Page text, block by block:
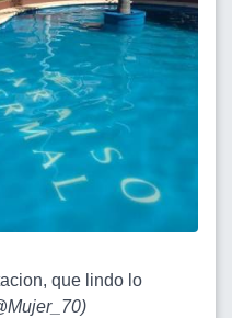
que lindo lo
)